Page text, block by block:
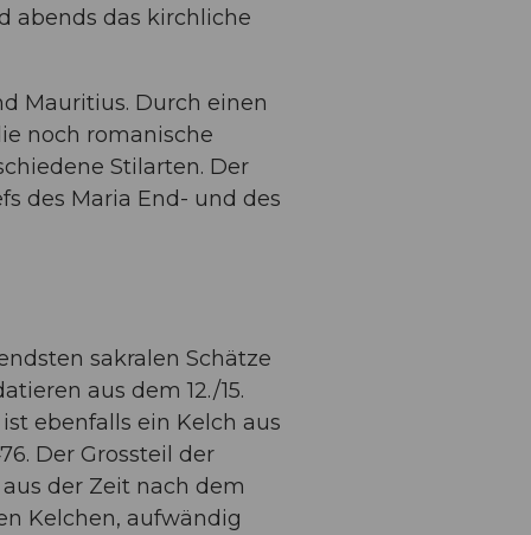
abends das kirchliche
Mauritius. Durch einen
noch romanische
Stilarten. Der
des Maria End- und des
sakralen Schätze
aus dem 12./15.
ebenfalls ein Kelch aus
Der Grossteil der
der Zeit nach dem
Kelchen, aufwändig